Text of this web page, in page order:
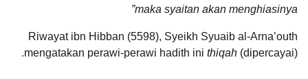
maka syaitan akan menghiasinya”
Riwayat ibn Hibban (5598), Syeikh Syuaib al-Arna’outh
mengatakan perawi-perawi hadith ini thiqah (dipercayai).